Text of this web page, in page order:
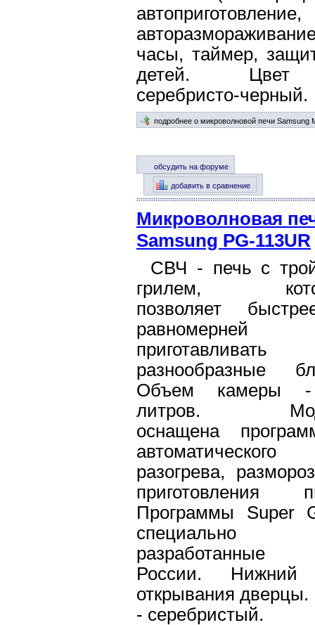
автоприготовление,
часы, таймер,
детей.
серебристо-черный.
подробнее о микроволновой печи Samsung
обсудить на форуме
добавить в сравнение
Микроволновая
Samsung PG-113UR
СВЧ - печь с
грилем,
позволяет
равномерней
приготавливать
разнообразные
Объем камеры
литров.
оснащена
автоматического
разогрева,
приготовления
Программы Super
специально
разработанные
России. Нижний
открывания дверцы.
- серебристый.